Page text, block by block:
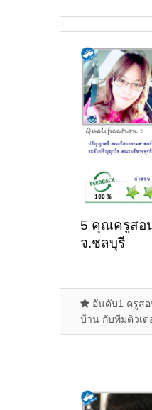
5 คุณครูสอ
จ.ชลบุรี
อันดับ1 ครูสอ
บ้าน กับทีมติวเ